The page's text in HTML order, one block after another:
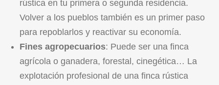
rústica en tu primera o segunda residencia.
Volver a los pueblos también es un primer paso
para repoblarlos y reactivar su economía.
Fines agropecuarios: Puede ser una finca
agrícola o ganadera, forestal, cinegética… La
explotación profesional de una finca rústica